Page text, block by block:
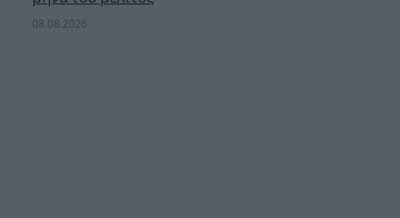
08.08.2026